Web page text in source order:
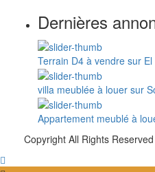
Dernières
Terrain D4 à vendre sur
villa meublée à louer sur
Appartement meublé à
Copyright All Rights